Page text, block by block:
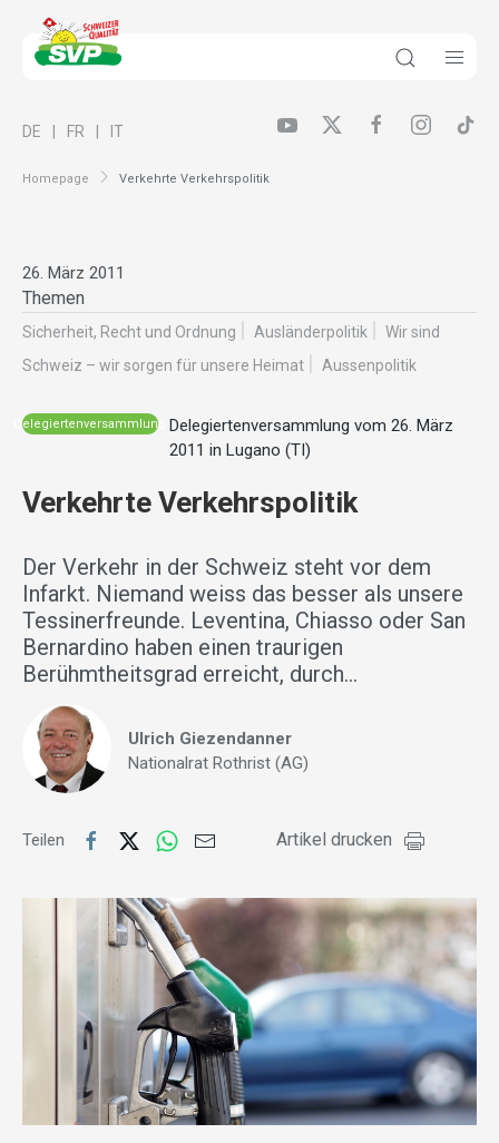
Homepage Verkehrte Verkehrspolitik
DE FR IT
26. März 2011
Themen
Sicherheit, Recht und Ordnung Ausländer­politik
Wir sind
Schweiz – wir sorgen für unsere Heimat
Aussenpolitik
Delegiertenversammlung
Delegiertenversammlung vom 26. März
2011 in Lugano (TI)
Verkehrte Verkehrspolitik
Der Verkehr in der Schweiz steht vor dem
Infarkt. Niemand weiss das besser als unsere
Tessinerfreunde. Leventina, Chiasso oder San
Bernardino haben einen traurigen
Berühmtheitsgrad erreicht, durch…
Ulrich Giezendanner
Nationalrat Rothrist (AG)
Teilen Artikel drucken